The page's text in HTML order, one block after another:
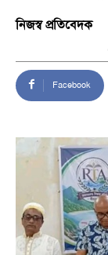
নিজস্ব প্রতিবেদক
Facebook